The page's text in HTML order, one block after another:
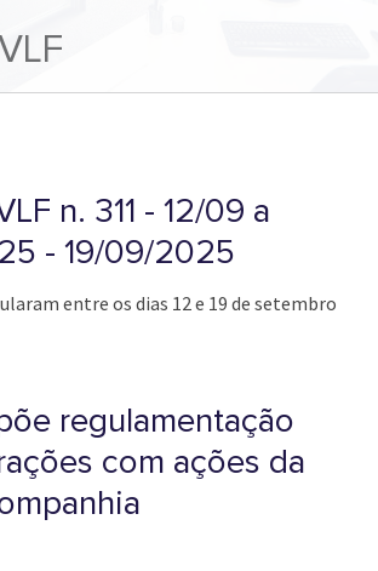
n. 311 - 12/09 a
- 19/09/2025
entre os dias 12 e 19 de setembro
regulamentação
com ações da